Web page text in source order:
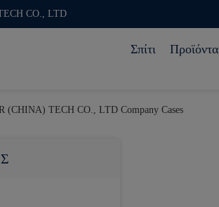
CO., LTD
Σπίτι Προϊόντα
(CHINA) TECH CO., LTD Company Cases